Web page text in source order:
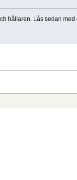
hållaren. Lås sedan med